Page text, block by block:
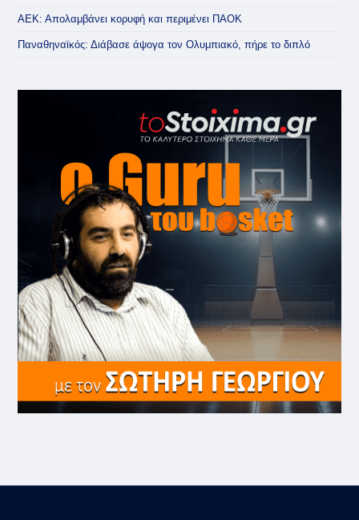
ΑΕΚ: Απολαμβάνει κορυφή και περιμένει ΠΑΟΚ
Παναθηναϊκός: Διάβασε άψογα τον Ολυμπιακό, πήρε το διπλό